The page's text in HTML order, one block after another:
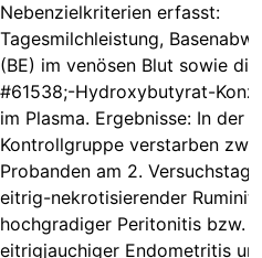
Nebenzielkriterien erfasst:
Tagesmilchleistung,
(BE) im venösen Blut sowie die
#61538;-Hydroxybutyrat-
im Plasma. Ergebnisse: In der
Kontrollgruppe verstarben zwei
Probanden am 2. Versuchstag
eitrig-nekrotisierender
hochgradiger Peritonitis bzw.
eitrigjauchiger Endometritis